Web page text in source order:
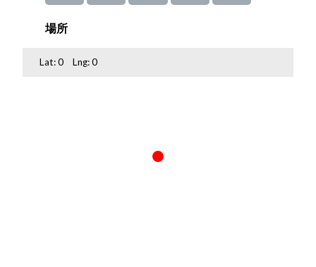
場所
Lat:0 Lng:0